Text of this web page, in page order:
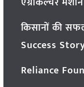
किसानों की
Success
Reliance